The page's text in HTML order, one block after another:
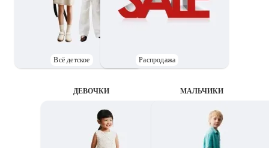
Всё детское Распродажа
ДЕВОЧКИ MАЛЬЧИКИ